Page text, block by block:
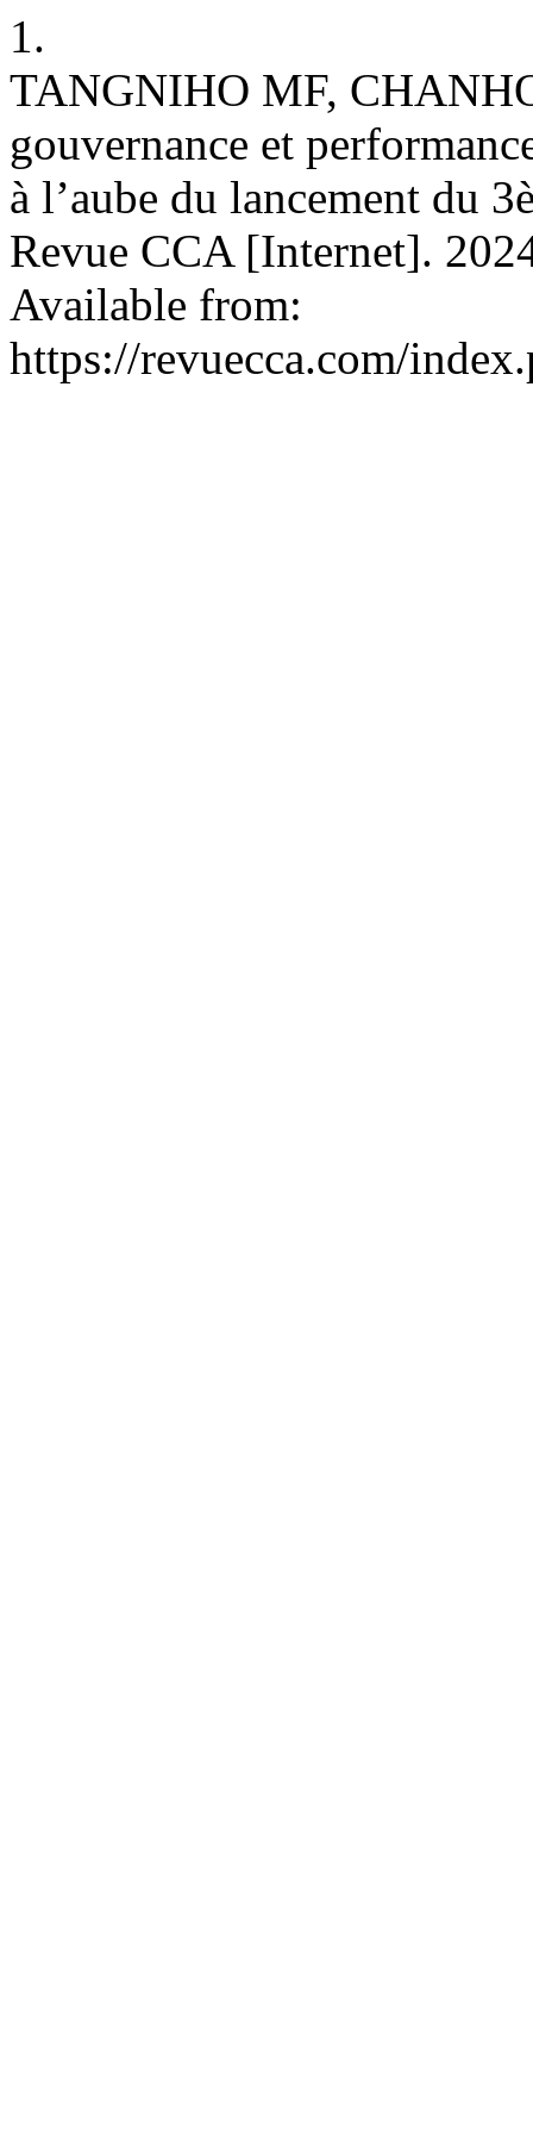
1.
TANGNIHO MF,
gouvernance et
à l’aube du lancement du
Revue CCA [Internet].
Available from:
https://revuecca.com/